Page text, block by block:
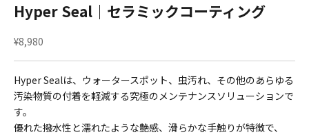
Hyper Seal｜セラミックコーティング
セール価格
¥8,980
Hyper Sealは、ウォータースポット、虫汚れ、その他のあらゆる
汚染物質の付着を軽減する究極のメンテナンスソリューションで
す。
優れた撥水性と濡れたような艶感、滑らかな手触りが特徴で、